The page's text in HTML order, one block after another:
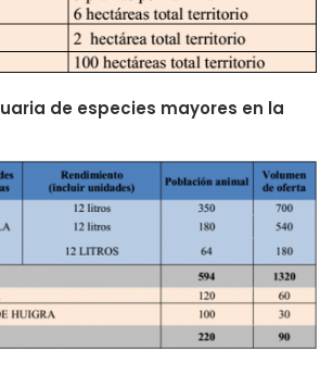
de especies mayores en la